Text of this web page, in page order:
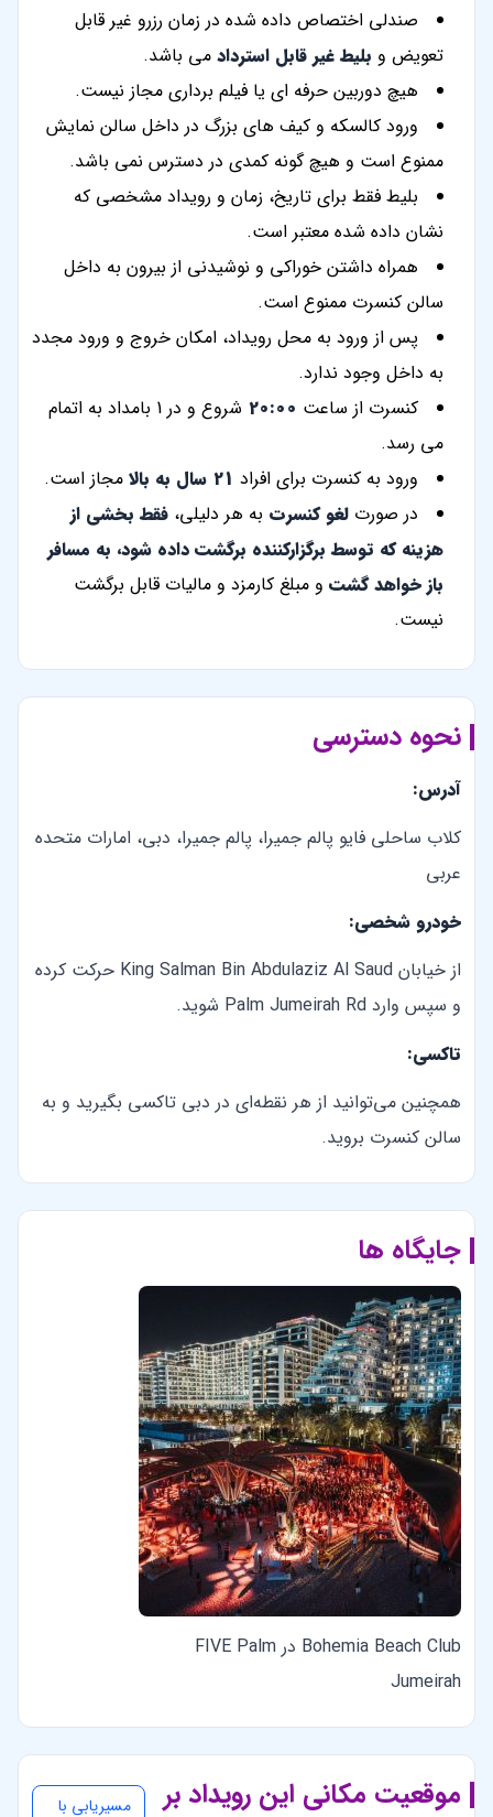
صندلی اختصاص داده شده در زمان رزرو غیر قابل
تعویض و بلیط غیر قابل استرداد می باشد.
هیچ دوربین حرفه ای یا فیلم برداری مجاز نیست.
ورود کالسکه و کیف های بزرگ در داخل سالن نمایش
ممنوع است و هیچ گونه کمدی در دسترس نمی باشد.
بلیط فقط برای تاریخ، زمان و رویداد مشخصی که
نشان داده شده معتبر است.
همراه داشتن خوراکی و نوشیدنی از بیرون به داخل
سالن کنسرت ممنوع است.
پس از ورود به محل رویداد، امکان خروج و ورود مجدد
به داخل وجود ندارد.
کنسرت از ساعت 20:00
شروع و در 1 بامداد به اتمام
می رسد.
ورود به کنسرت برای افراد
مجاز است.
در صورت لغو کنسرت به هر دلیلی، فقط بخشی از
هزینه که توسط برگزارکننده برگشت داده شود، به مسافر
باز خواهد گشت و مبلغ کارمزد و مالیات قابل برگشت
نیست.
نحوه دسترسی
آدرس:
کلاب ساحلی فایو پالم جمیرا، پالم جمیرا، دبی، امارات متحده
عربی
خودرو شخصی:
از خیابان King Salman Bin Abdulaziz Al Saud حرکت کرده
و سپس وارد Palm Jumeirah Rd شوید.
تاکسی:
همچنین می‌توانید از هر نقطه‌ای در دبی تاکسی بگیرید و به
سالن کنسرت بروید.
جایگاه ها
Bohemia Beach Club در FIVE Palm
Jumeirah
موقعیت مکانی این رویداد بر
مسیریابی با